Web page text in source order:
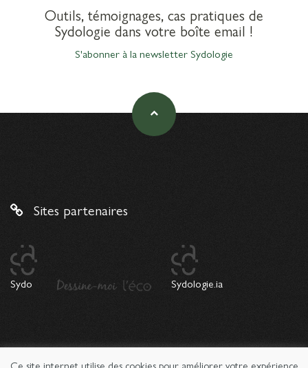
Outils, témoignages, cas pratiques de
Sydologie dans votre boîte email !
S'abonner à la newsletter Sydologie
Sites partenaires
Sydo Sydologie.ia
Ce site internet utilise des cookies pour améliorer votre expérience